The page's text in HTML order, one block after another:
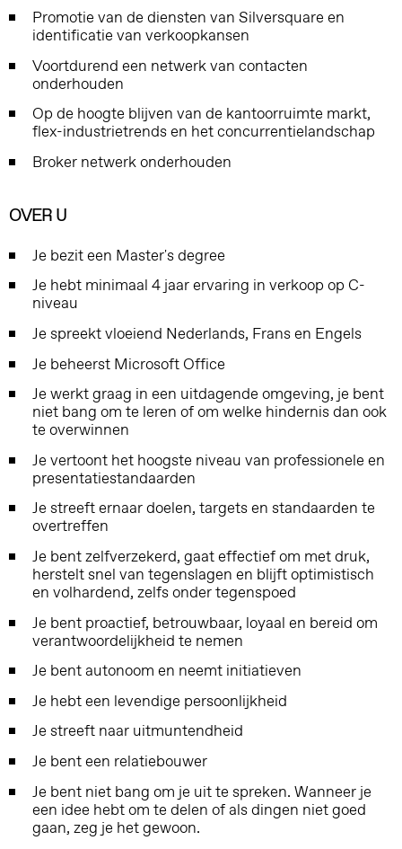
Promotie van de diensten van Silversquare en
identificatie van verkoopkansen
Voortdurend een netwerk van contacten
onderhouden
Op de hoogte blijven van de kantoorruimte markt,
flex-industrietrends en het concurrentielandschap
Broker netwerk onderhouden
OVER U
Je bezit een Master's degree
Je hebt minimaal 4 jaar ervaring in verkoop op C-
niveau
Je spreekt vloeiend Nederlands, Frans en Engels
Je beheerst Microsoft Office
Je werkt graag in een uitdagende omgeving, je bent
niet bang om te leren of om welke hindernis dan ook
te overwinnen
Je vertoont het hoogste niveau van professionele en
presentatiestandaarden
Je streeft ernaar doelen, targets en standaarden te
overtreffen
Je bent zelfverzekerd, gaat effectief om met druk,
herstelt snel van tegenslagen en blijft optimistisch
en volhardend, zelfs onder tegenspoed
Je bent proactief, betrouwbaar, loyaal en bereid om
verantwoordelijkheid te nemen
Je bent autonoom en neemt initiatieven
Je hebt een levendige persoonlijkheid
Je streeft naar uitmuntendheid
Je bent een relatiebouwer
Je bent niet bang om je uit te spreken. Wanneer je
een idee hebt om te delen of als dingen niet goed
gaan, zeg je het gewoon.